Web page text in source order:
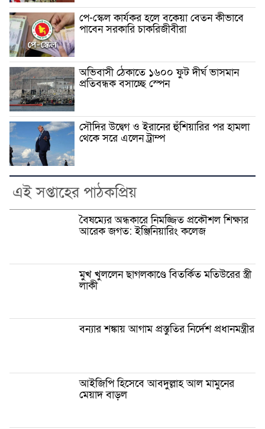
পে-স্কেল কার্যকর হলে বকেয়া বেতন কীভাবে
পাবেন সরকারি চাকরিজীবীরা
অভিবাসী ঠেকাতে ১৬০০ ফুট দীর্ঘ ভাসমান
প্রতিবন্ধক বসাচ্ছে স্পেন
সৌদির উদ্বেগ ও ইরানের হুঁশিয়ারির পর হামলা
থেকে সরে এলেন ট্রাম্প
এই সপ্তাহের পাঠকপ্রিয়
বৈষম্যের অন্ধকারে নিমজ্জিত প্রকৌশল শিক্ষার
আরেক জগত: ইঞ্জিনিয়ারিং কলেজ
মুখ খুললেন ছাগলকাণ্ডে বিতর্কিত মতিউরের স্ত্রী
লাকী
বন্যার শঙ্কায় আগাম প্রস্তুতির নির্দেশ প্রধানমন্ত্রীর
আইজিপি হিসেবে আবদুল্লাহ আল মামুনের
মেয়াদ বাড়ল